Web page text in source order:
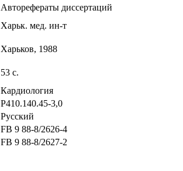
Авторефераты диссертаций
Харьк. мед. ин-т
Харьков, 1988
53 с.
Кардиология
Р410.140.45-3,0
Русский
FB 9 88-8/2626-4
FB 9 88-8/2627-2